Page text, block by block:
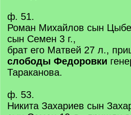
ф. 51.
Роман Михайлов сын
сын Семен 3 г.,
брат его Матвей 27 л.,
слободы Федоровки
Тараканова.
ф. 53.
Никита Захариев сын